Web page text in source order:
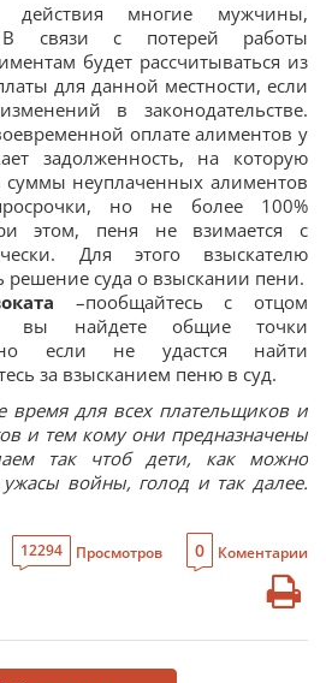
действия многие мужчины,
В связи с потерей работы
будет рассчитываться из
для данной местности, если
в законодательстве.
оплате алиментов у
задолженность, на которую
суммы неуплаченных алиментов
но не более 100%
этом, пеня не взимается с
Для этого взыскателю
решение суда о взыскании пени.
–пообщайтесь с отцом
вы найдете общие точки
но если не удастся найти
за взысканием пеню в суд.
время для всех плательщиков и
и тем кому они предназначены
так чтоб дети, как можно
войны, голод и так далее.
12294 Просмотров 0 Коментарии